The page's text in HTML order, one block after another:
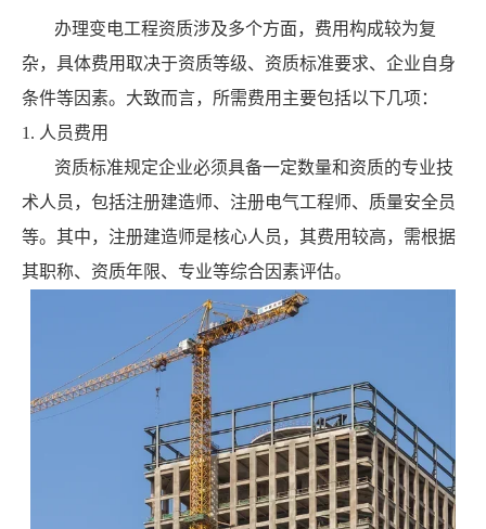
办理变电工程资质涉及多个方面，费用构成较为复
杂，具体费用取决于资质等级、资质标准要求、企业自身
条件等因素。大致而言，所需费用主要包括以下几项：
1. 人员费用
资质标准规定企业必须具备一定数量和资质的专业技
术人员，包括注册建造师、注册电气工程师、质量安全员
等。其中，注册建造师是核心人员，其费用较高，需根据
其职称、资质年限、专业等综合因素评估。